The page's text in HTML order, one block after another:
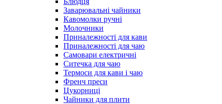
Заварювальні чайники
Кавомолки ручні
Молочники
Приналежності для кави
Приналежності для чаю
Самовари електричні
Ситечка для чаю
Термоси для кави і чаю
Френч преси
Цукорниці
Чайники для плити